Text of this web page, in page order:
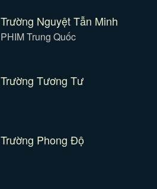
Trường Nguyệt Tẫn Minh
PHIM Trung Quốc
Trường Tương Tư
Trường Phong Độ